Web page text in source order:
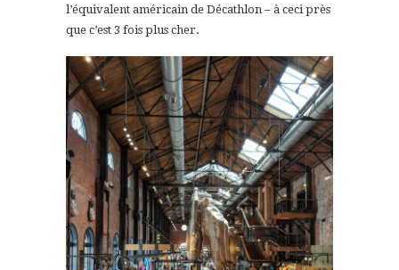
l’équivalent américain de Décathlon – à ceci près
que c’est 3 fois plus cher.